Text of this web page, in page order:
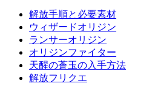
解放手順と必要素材
ウィザードオリジン
ランサーオリジン
オリジンファイター
天醒の蒼玉の入手方法
解放フリクエ